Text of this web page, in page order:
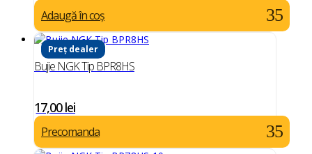
Adaugă în coș
Preț dealer
Bujie NGK Tip BPR8HS
17,00lei
Precomanda